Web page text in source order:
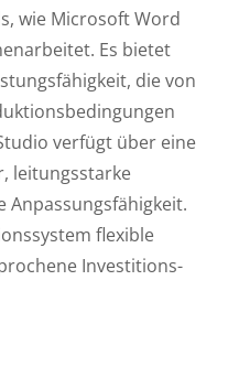
wie Microsoft Word
Es bietet
die von
verfügt über eine
leitungsstarke
Anpassungsfähigkeit.
flexible
Investitions-